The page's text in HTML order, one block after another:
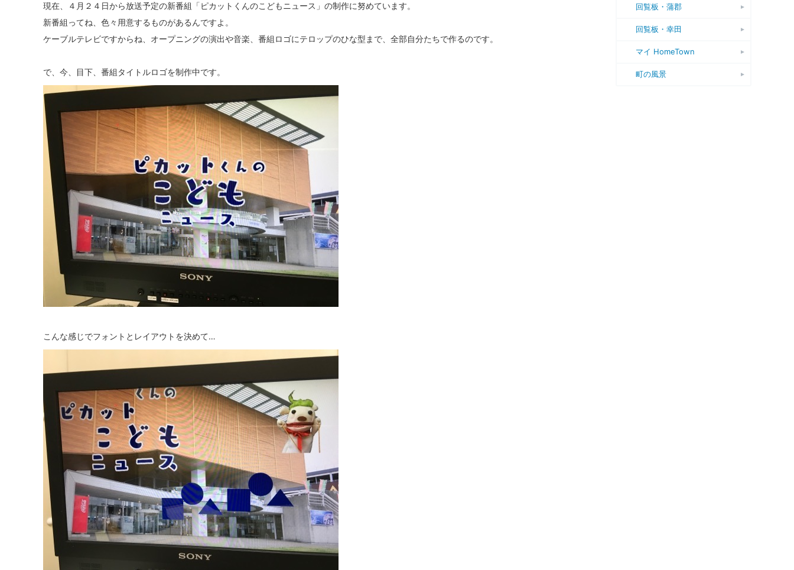
現在、４月２４日から放送予定の新番組「ピカットくんのこどもニュース」の制作に努めています。
新番組ってね、色々用意するものがあるんですよ。
ケーブルテレビですからね、オープニングの演出や音楽、番組ロゴにテロップのひな型まで、全部自分たちで作るのです。
で、今、目下、番組タイトルロゴを制作中です。
こんな感じでフォントとレイアウトを決めて…
回覧板・蒲郡
回覧板・幸田
マイ HomeTown
町の風景